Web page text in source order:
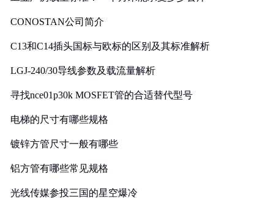
CONOSTAN公司简介
C13和C14插头国标与欧标的区别及其标准解析
LGJ-240/30导线参数及载流量解析
寻找nce01p30k MOSFET管的合适替代型号
电梯的尺寸有哪些规格
镀锌方管尺寸一般有哪些
铝方管有哪些常见规格
光线传媒参投三国的星空爆冷